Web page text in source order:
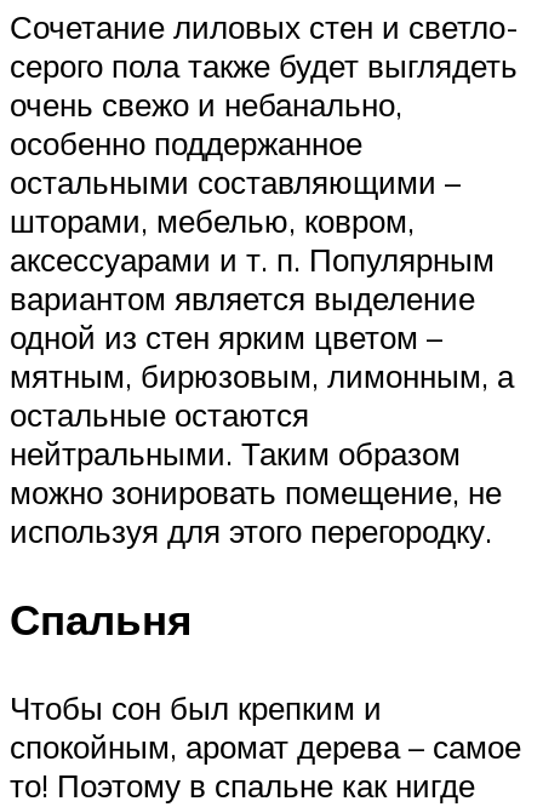
Сочетание лиловых стен и светло-
серого пола также будет выглядеть
очень свежо и небанально,
особенно поддержанное
остальными составляющими –
шторами, мебелью, ковром,
аксессуарами и т. п. Популярным
вариантом является выделение
одной из стен ярким цветом –
мятным, бирюзовым, лимонным, а
остальные остаются
нейтральными. Таким образом
можно зонировать помещение, не
используя для этого перегородку.
Спальня
Чтобы сон был крепким и
спокойным, аромат дерева – самое
то! Поэтому в спальне как нигде